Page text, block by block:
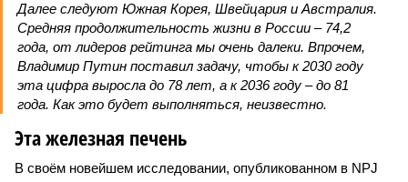
Далее следуют Южная Корея, Швейцария и Австралия.
Средняя продолжительность жизни в России – 74,2
года, от лидеров рейтинга мы очень далеки. Впрочем,
Владимир Путин поставил задачу, чтобы к 2030 году
эта цифра выросла до 78 лет, а к 2036 году – до 81
года. Как это будет выполняться, неизвестно.
Эта железная печень
В своём новейшем исследовании, опубликованном в NPJ